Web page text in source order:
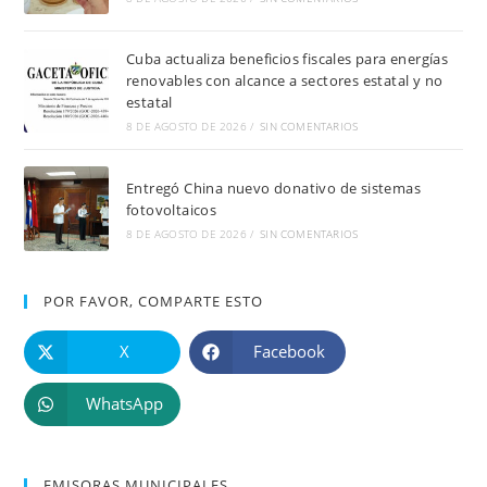
Cuba actualiza beneficios fiscales para energías
renovables con alcance a sectores estatal y no
estatal
8 DE AGOSTO DE 2026 / SIN COMENTARIOS
Entregó China nuevo donativo de sistemas
fotovoltaicos
8 DE AGOSTO DE 2026 / SIN COMENTARIOS
POR FAVOR, COMPARTE ESTO
X Facebook
WhatsApp